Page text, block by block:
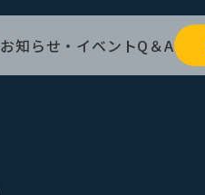
お知らせ・イベントQ＆A